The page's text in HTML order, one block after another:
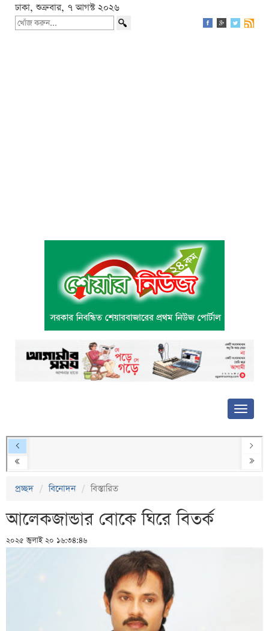
ঢাকা, শুক্রবার, ৭ আগস্ট ২০২৬
প্রচ্ছদ বিনোদন বিস্তারিত
আলেকজান্ডার বোকে ঘিরে বিতর্ক
২০২৫ জুলাই ২০ ১৬:৩৪:৪৬